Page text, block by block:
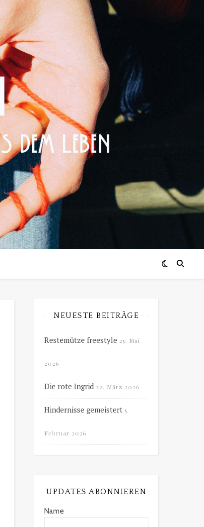
NEUESTE BEITRÄGE
Restemütze freestyle 25. Mai
2026
Die rote Ingrid 22. März 2026
Hindernisse gemeistert 5.
Februar 2026
UPDATES ABONNIEREN
Name